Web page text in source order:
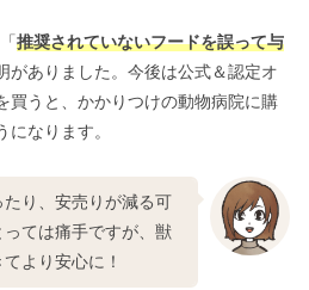
推奨されていないフードを誤って与
がありました。今後は公式＆認定オ
買うと、かかりつけの動物病院に購
になります。
り、安売りが減る可
ては痛手ですが、獣
より安心に！